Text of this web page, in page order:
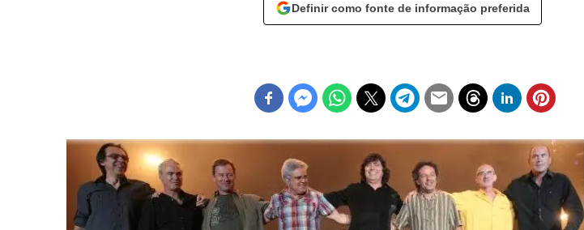
Definir como fonte de informação preferida